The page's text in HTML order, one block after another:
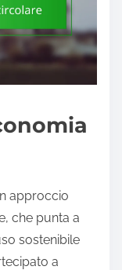
approccio
che punta a
sostenibile
a